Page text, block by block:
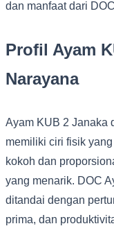
dan manfaat dari
Profil Ayam
Narayana
Ayam KUB 2 Janaka
memiliki ciri fisik
kokoh dan
yang menarik. DOC
ditandai dengan
prima, dan